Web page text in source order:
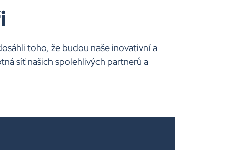
toho, že budou naše inovativní a
síť našich spolehlivých partnerů a